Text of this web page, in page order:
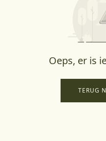
Oeps, er is
TERUG